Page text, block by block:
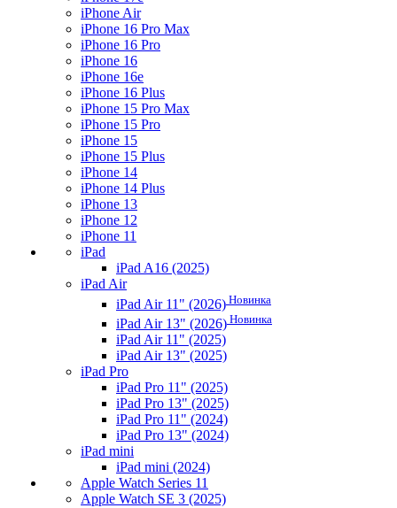
iPhone Air
iPhone 16 Pro Max
iPhone 16 Pro
iPhone 16
iPhone 16e
iPhone 16 Plus
iPhone 15 Pro Max
iPhone 15 Pro
iPhone 15
iPhone 15 Plus
iPhone 14
iPhone 14 Plus
iPhone 13
iPhone 12
iPhone 11
iPad
iPad A16 (2025)
iPad Air
iPad Air 11" (2026) Новинка
iPad Air 13" (2026) Новинка
iPad Air 11" (2025)
iPad Air 13" (2025)
iPad Pro
iPad Pro 11" (2025)
iPad Pro 13" (2025)
iPad Pro 11" (2024)
iPad Pro 13" (2024)
iPad mini
iPad mini (2024)
Apple Watch Series 11
Apple Watch SE 3 (2025)